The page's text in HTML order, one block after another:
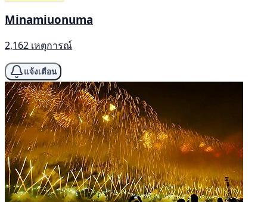
Minamiuonuma
2,162 เหตุการณ์
แจ้งเตือน